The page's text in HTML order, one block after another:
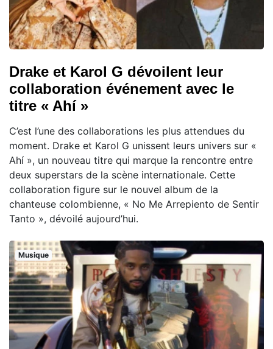
Drake et Karol G dévoilent leur
collaboration événement avec le
titre « Ahí »
C’est l’une des collaborations les plus attendues du
moment. Drake et Karol G unissent leurs univers sur «
Ahí », un nouveau titre qui marque la rencontre entre
deux superstars de la scène internationale. Cette
collaboration figure sur le nouvel album de la
chanteuse colombienne, « No Me Arrepiento de Sentir
Tanto », dévoilé aujourd’hui.
Musique